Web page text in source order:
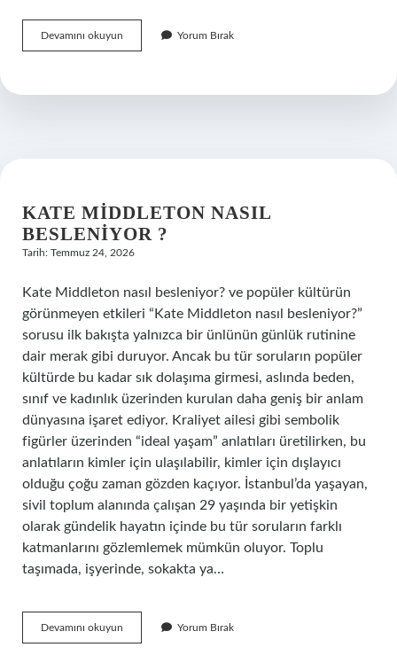
Devamını okuyun Türkiye’de
ciro
?
Yorum Bırak
KATE MIDDLETON NASIL
BESLENIYOR ?
Tarih: Temmuz 24, 2026
Kate Middleton nasıl besleniyor? ve popüler kültürün
görünmeyen etkileri “Kate Middleton nasıl besleniyor?”
sorusu ilk bakışta yalnızca bir ünlünün günlük rutinine
dair merak gibi duruyor. Ancak bu tür soruların popüler
kültürde bu kadar sık dolaşıma girmesi, aslında beden,
sınıf ve kadınlık üzerinden kurulan daha geniş bir anlam
dünyasına işaret ediyor. Kraliyet ailesi gibi sembolik
figürler üzerinden “ideal yaşam” anlatıları üretilirken, bu
anlatıların kimler için ulaşılabilir, kimler için dışlayıcı
olduğu çoğu zaman gözden kaçıyor. İstanbul’da yaşayan,
sivil toplum alanında çalışan 29 yaşında bir yetişkin
olarak gündelik hayatın içinde bu tür soruların farklı
katmanlarını gözlemlemek mümkün oluyor. Toplu
taşımada, işyerinde, sokakta ya…
Devamını okuyun
Middleton
Yorum Bırak